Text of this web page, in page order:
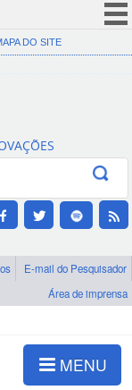
(COVID-19)
Canais
DO SITE
E-mail do Pesquisador
Área de imprensa
MENU